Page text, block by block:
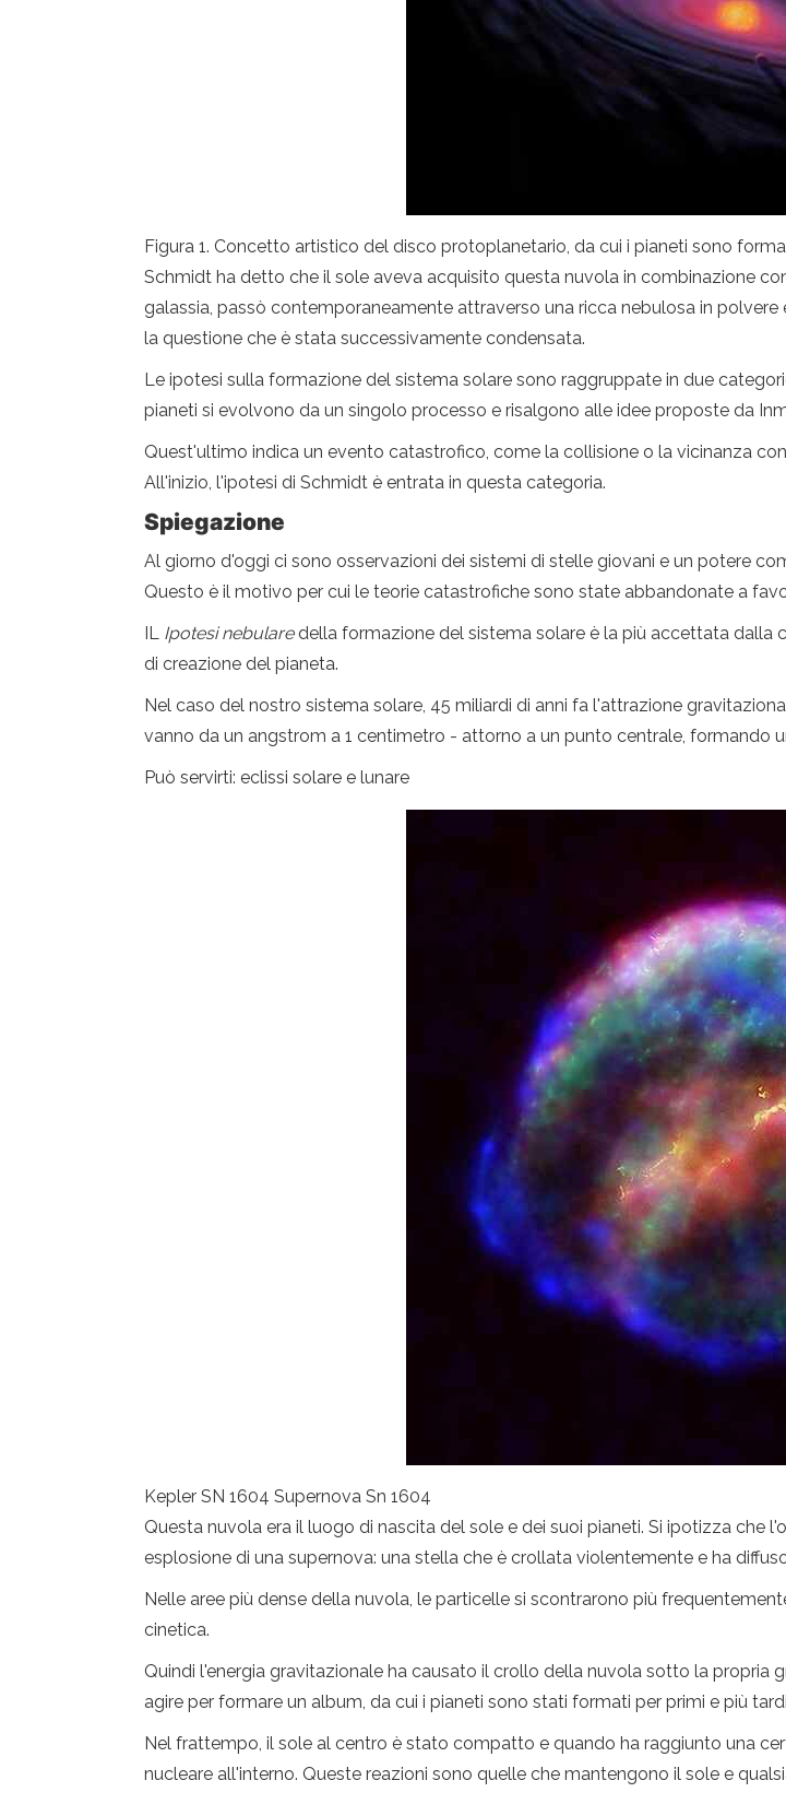
Figura 1. Concetto artistico del disco protoplanetario, da cui i pianeti sono
Schmidt ha detto che il sole aveva acquisito questa nuvola in combinazione
galassia, passò contemporaneamente attraverso una ricca nebulosa in
la questione che è stata successivamente condensata.
Le ipotesi sulla formazione del sistema solare sono raggruppate in due
pianeti si evolvono da un singolo processo e risalgono alle idee proposte da
Quest'ultimo indica un evento catastrofico, come la collisione o la vicinanza
All'inizio, l'ipotesi di Schmidt è entrata in questa categoria.
Spiegazione
Al giorno d'oggi ci sono osservazioni dei sistemi di stelle giovani e un potere
Questo è il motivo per cui le teorie catastrofiche sono state abbandonate a
IL Ipotesi nebularedella formazione del sistema solare è la più accettata dalla
di creazione del pianeta.
Nel caso del nostro sistema solare, 45 miliardi di anni fa l'attrazione
vanno da un angstrom a 1 centimetro - attorno a un punto centrale, formando
Può servirti: eclissi solare e lunare
Kepler SN 1604 Supernova Sn 1604
Questa nuvola era il luogo di nascita del sole e dei suoi pianeti. Si ipotizza che
esplosione di una supernova: una stella che è crollata violentemente e ha
Nelle aree più dense della nuvola, le particelle si scontrarono più
cinetica.
Quindi l'energia gravitazionale ha causato il crollo della nuvola sotto la propria
agire per formare un album, da cui i pianeti sono stati formati per primi e più
Nel frattempo, il sole al centro è stato compatto e quando ha raggiunto una
nucleare all'interno. Queste reazioni sono quelle che mantengono il sole e